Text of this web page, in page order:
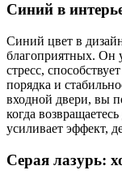
Синий в
Синий цвет в
благоприятных. Он
стресс,
порядка и
входной двери, вы
когда
усиливает эффект,
Серая лазурь: